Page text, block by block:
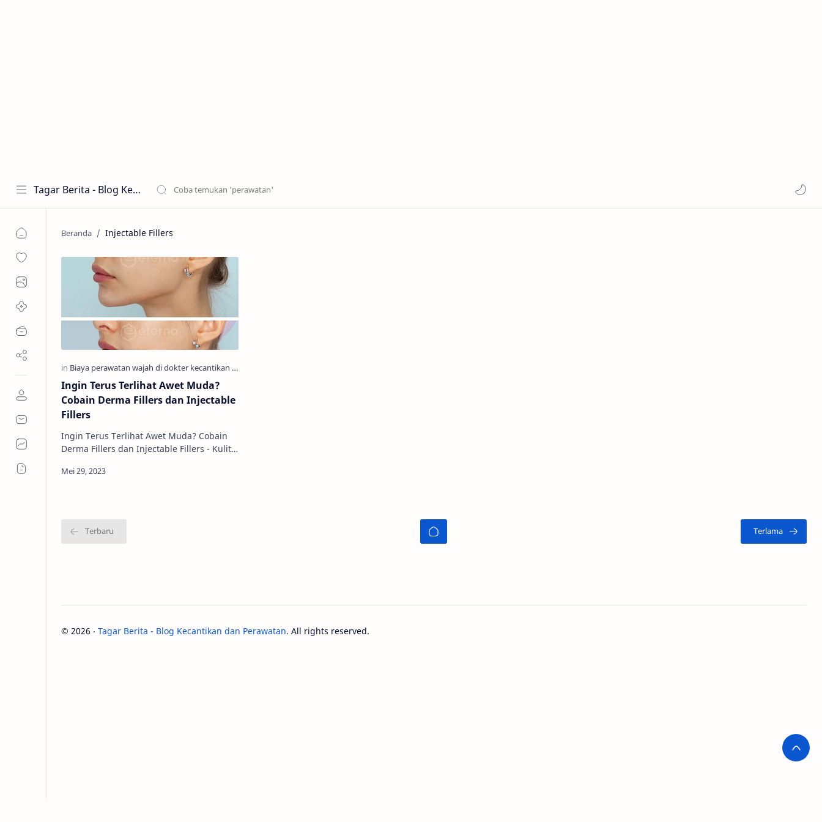
Tagar Berita - Blog Kecantikan dan Perawatan
Injectable Fillers
Ingin Terus Terlihat Awet Muda?
Cobain Derma Fillers dan Injectable
Fillers
Ingin Terus Terlihat Awet Muda? Cobain
Derma Fillers dan Injectable Fillers - Kulit
setiap orang. Namun, seiri…
© 2026 ‧ Tagar Berita - Blog Kecantikan dan Perawatan. All rights reserved.